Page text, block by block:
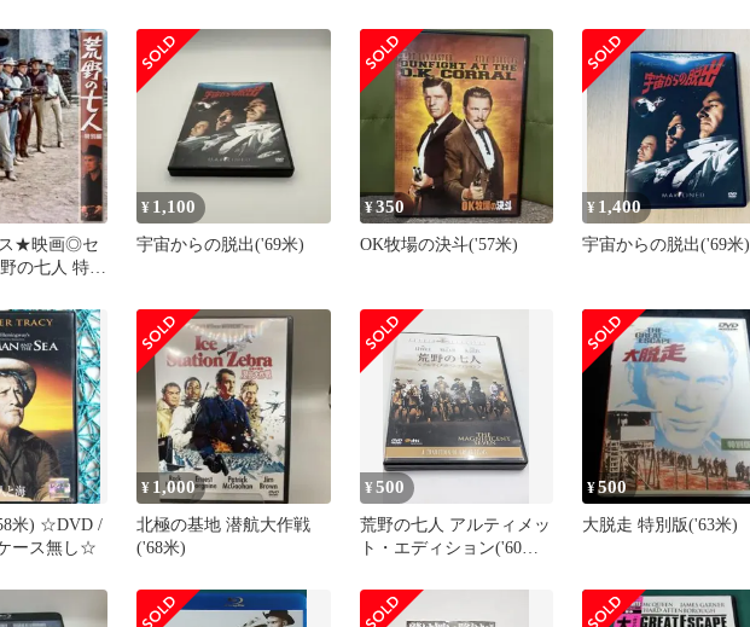
★映画◎セ
の七人 特別
¥ 1,100
宇宙からの脱出('69米)
¥350
OK牧場の決斗('57米)
¥ 1,400
宇宙からの脱出('69米)
米) ☆DVD /
ース無し☆
¥ 1,000
北極の基地 潜航大作戦
('68米)
¥500
荒野の七人 アルティメッ
ト・エディション('60米)
¥500
大脱走 特別版('63米)